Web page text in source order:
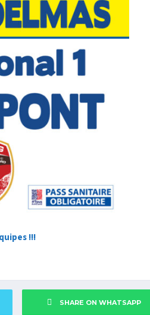
!!!
SHARE ON WHATSAPP